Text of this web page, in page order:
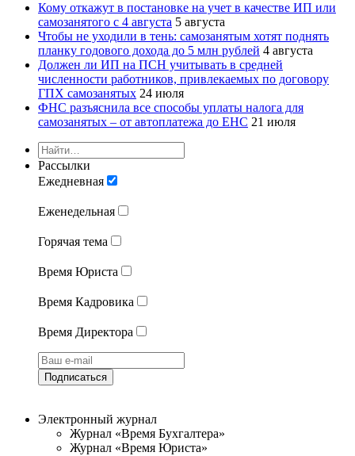
Кому откажут в постановке на учет в качестве ИП или
самозанятого с 4 августа 5 августа
Чтобы не уходили в тень: самозанятым хотят поднять
планку годового дохода до 5 млн рублей 4 августа
Должен ли ИП на ПСН учитывать в средней
численности работников, привлекаемых по договору
ГПХ самозанятых 24 июля
ФНС разъяснила все способы уплаты налога для
самозанятых – от автоплатежа до ЕНС 21 июля
Рассылки
Ежедневная
Еженедельная
Горячая тема
Время Юриста
Время Кадровика
Время Директора
Подписаться
Электронный журнал
Журнал «Время Бухгалтера»
Журнал «Время Юриста»